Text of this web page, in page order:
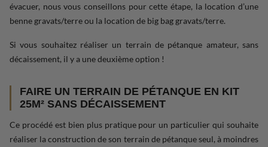
évacuer, nous vous conseillons pour cette étape, la location d’une
benne gravats/terre ou la location de big bag gravats/terre.
Si vous souhaitez réaliser un terrain de pétanque amateur, sans
décaissement, il y a une deuxième option !
FAIRE UN TERRAIN DE PÉTANQUE EN KIT
25M² SANS DÉCAISSEMENT
Ce procédé est bien plus pratique pour un particulier qui souhaite
réaliser la construction de son terrain de pétanque seul, à moindres